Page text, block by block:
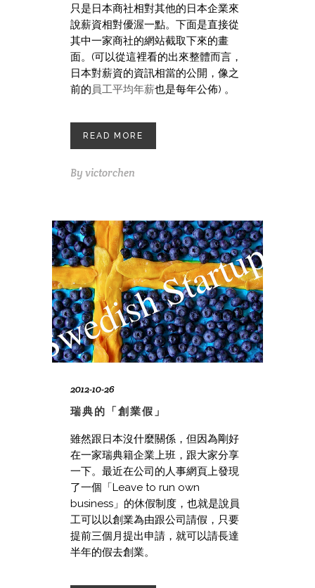
只是日本商社相對其他的日本企業來
說薪資相對優渥一點。下面是直接從
其中一家商社的網站截取下來的畫
面。(可以從這裡看的出來整體而言，
日本對薪資的資訊相當的公開，像之
前的 員工平均年薪也是每年公佈) 。
READ MORE
By victorchen
2012-10-26
瑞典的「創業假」
雖然跟日本沒什麼關係，但因為剛好
在一家瑞典籍企業上班，跟大家分享
一下。最近在公司的人事網頁上發現
了一個「Leave to run own
business」的休假制度，也就是說員
工可以以創業為由跟公司請假，只要
提前三個月提出申請，就可以請長達
半年的假去創業。